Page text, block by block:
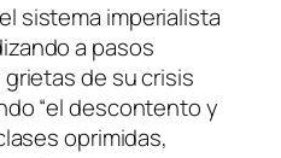
sistema imperialista
a pasos
de su crisis
“el descontento y
oprimidas,